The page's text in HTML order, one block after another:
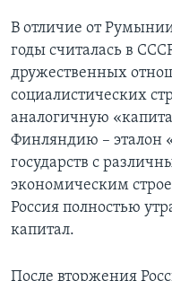
В отличие от
годы считалась в
дружественных
социалистических
аналогичную
Финляндию – эталон
государств с
экономическим
Россия полностью
капитал.
После вторжения